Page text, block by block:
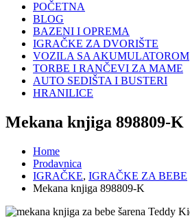
POČETNA
BLOG
BAZENI I OPREMA
IGRAČKE ZA DVORIŠTE
VOZILA SA AKUMULATOROM
TORBE I RANČEVI ZA MAME
AUTO SEDIŠTA I BUSTERI
HRANILICE
Mekana knjiga 898809-K
Home
Prodavnica
IGRAČKE, IGRAČKE ZA BEBE
Mekana knjiga 898809-K